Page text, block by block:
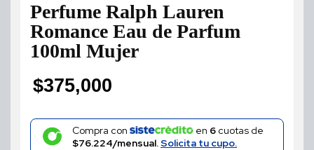
Perfume Ralph Lauren
Romance Eau de Parfum
100ml Mujer
$375,000
Compra con en 6cuotas de
$76.224/mensual.Solicita tu cupo.